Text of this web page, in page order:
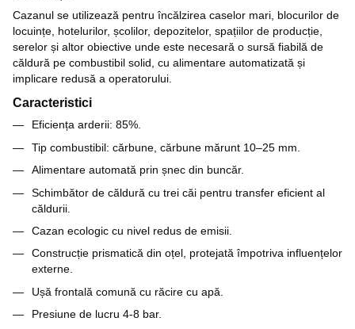
Cazanul se utilizează pentru încălzirea caselor mari, blocurilor de
locuințe, hotelurilor, școlilor, depozitelor, spațiilor de producție,
serelor și altor obiective unde este necesară o sursă fiabilă de
căldură pe combustibil solid, cu alimentare automatizată și
implicare redusă a operatorului.
Caracteristici
Eficiența arderii: 85%.
Tip combustibil: cărbune, cărbune mărunt 10–25 mm.
Alimentare automată prin șnec din buncăr.
Schimbător de căldură cu trei căi pentru transfer eficient al
căldurii.
Cazan ecologic cu nivel redus de emisii.
Construcție prismatică din oțel, protejată împotriva influențelor
externe.
Ușă frontală comună cu răcire cu apă.
Presiune de lucru 4-8 bar.